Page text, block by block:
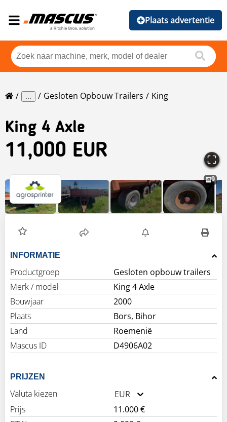
Plaats advertentie
... Gesloten Opbouw Trailers King
King 4 Axle
11,000 EUR
9
INFORMATIE
Productgroep
Gesloten opbouw trailers
Merk / model
King 4 Axle
Bouwjaar
2000
Plaats
Bors, Bihor
Land
Roemenië
Mascus ID
D4906A02
PRIJZEN
Valuta kiezen
EUR
Prijs
11.000 €